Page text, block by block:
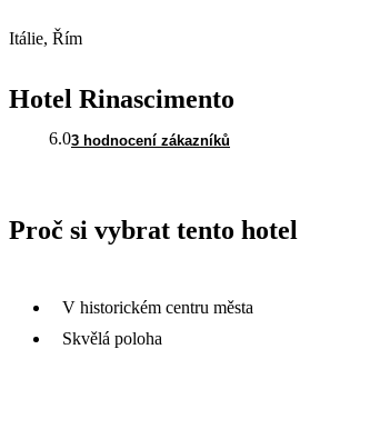
Itálie, Řím
Hotel Rinascimento
6.03 hodnocení zákazníků
Proč si vybrat tento hotel
V historickém centru města
Skvělá poloha